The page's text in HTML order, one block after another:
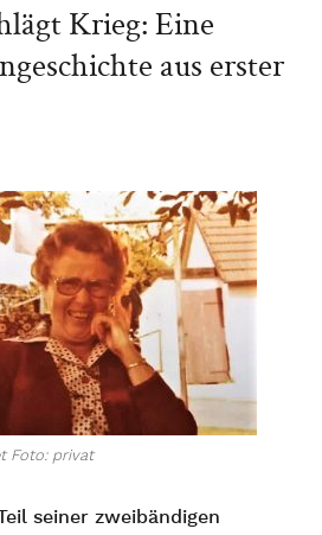
Krieg: Eine
aus erster
Foto: privat
seiner zweibändigen